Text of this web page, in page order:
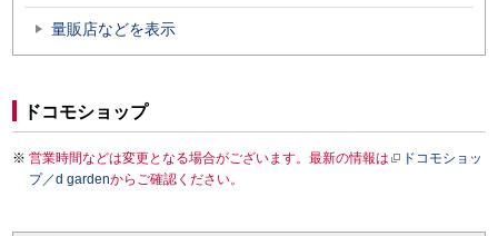
量販店などを表示
ドコモショップ
営業時間などは変更となる場合がございます。最新の情報は
ドコモショッ
プ／d gardenからご確認ください。